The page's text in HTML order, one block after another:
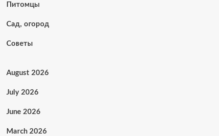
Питомцы
Сад, огород
Советы
August 2026
July 2026
June 2026
March 2026